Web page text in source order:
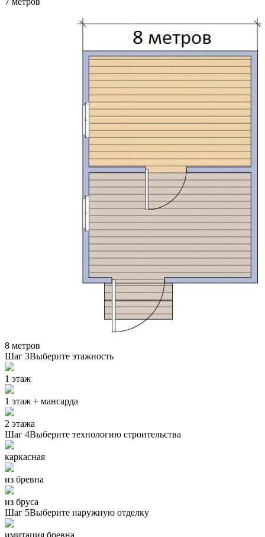
8 метров
Шаг 3Выберите этажность
1 этаж
1 этаж + мансарда
2 этажа
Шаг 4Выберите технологию строительства
каркасная
из бревна
из бруса
Шаг 5Выберите наружную отделку
имитация бревна